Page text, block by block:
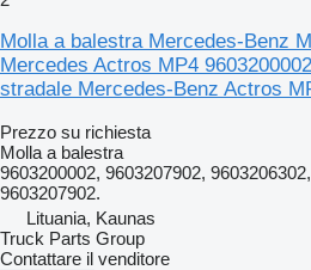
Molla a balestra Mercedes-Benz
Mercedes Actros MP4
stradale Mercedes-Benz Actros
Prezzo su richiesta
Molla a balestra
9603200002, 9603207902,
9603207902.
Lituania, Kaunas
Truck Parts Group
Contattare il venditore